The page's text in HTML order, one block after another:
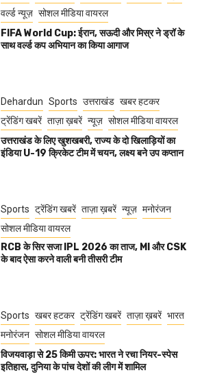
वर्ल्ड न्यूज़ सोशल मीडिया वायरल
FIFA World Cup: ईरान, सऊदी और मिस्र ने ड्रॉ के
साथ वर्ल्ड कप अभियान का किया आगाज
Dehardun Sports उत्तराखंड खबर हटकर
ट्रेंडिंग खबरें ताज़ा ख़बरें न्यूज़ सोशल मीडिया वायरल
उत्तराखंड के लिए खुशखबरी, राज्य के दो खिलाड़ियों का
इंडिया U-19 क्रिकेट टीम में चयन, लक्ष्य बने उप कप्तान
Sports ट्रेंडिंग खबरें ताज़ा ख़बरें न्यूज़ मनोरंजन
सोशल मीडिया वायरल
RCB के सिर सजा IPL 2026 का ताज, MI और CSK
के बाद ऐसा करने वाली बनी तीसरी टीम
Sports खबर हटकर ट्रेंडिंग खबरें ताज़ा ख़बरें भारत
मनोरंजन सोशल मीडिया वायरल
विजयवाड़ा से 25 किमी ऊपर: भारत ने रचा नियर-स्पेस
इतिहास, दुनिया के पांच देशों की लीग में शामिल